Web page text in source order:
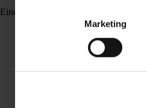
Marketing
Einen Suchbegriff eingeben: